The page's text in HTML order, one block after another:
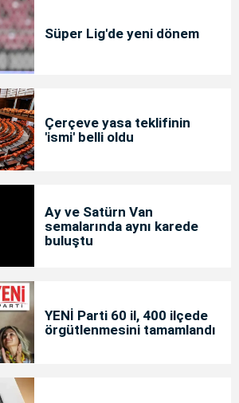
Süper Lig'de yeni dönem
Çerçeve yasa teklifinin
'ismi' belli oldu
Ay ve Satürn Van
semalarında aynı karede
buluştu
YENİ Parti 60 il, 400 ilçede
örgütlenmesini tamamlandı